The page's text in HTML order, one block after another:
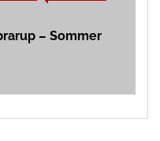
– Sommer